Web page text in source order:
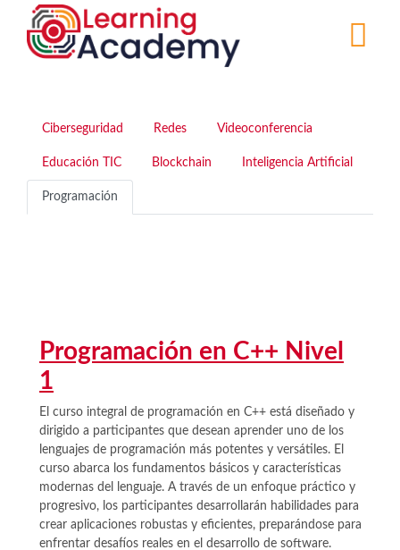
contenido
Ciberseguridad Redes Videoconferencia
Educación TIC Blockchain Inteligencia Artificial
Programación
Programación en C++ Nivel
1
El curso integral de programación en C++ está diseñado y
dirigido a participantes que desean aprender uno de los
lenguajes de programación más potentes y versátiles. El
curso abarca los fundamentos básicos y características
modernas del lenguaje. A través de un enfoque práctico y
progresivo, los participantes desarrollarán habilidades para
crear aplicaciones robustas y eficientes, preparándose para
enfrentar desafíos reales en el desarrollo de software.